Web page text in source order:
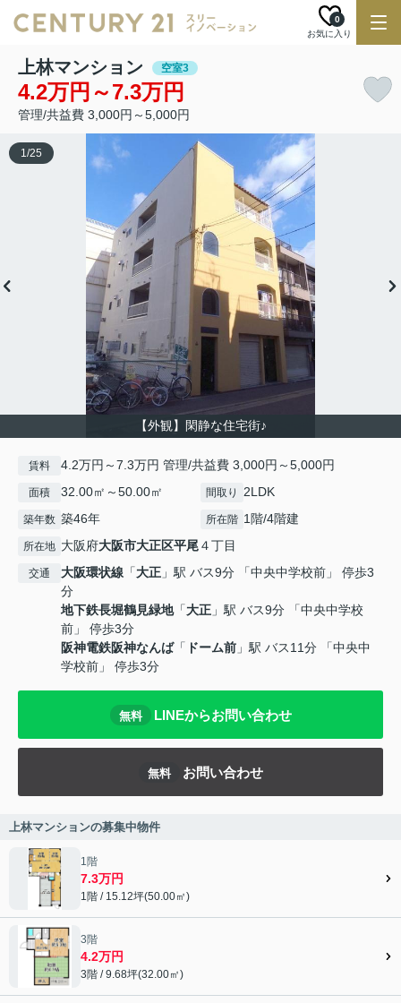
お気に入り
0
上林マンション 空室3
4.2万円～7.3万円
管理/共益費 3,000円～5,000円
【外観】閑静な住宅街♪
1/25
賃料 4.2万円～7.3万円 管理/共益費 3,000円～5,000円
面積 32.00㎡～50.00㎡ 間取り 2LDK
築年数 築46年 所在階 1階/4階建
所在地 大阪府大阪市大正区平尾４丁目
交通 大阪環状線 「大正 」駅 バス9分 「中央中学校前」 停歩3
分
地下鉄長堀鶴見緑地「大正 」駅 バス9分 「中央中学校
前」 停歩3分
阪神電鉄阪神なんば「 ドーム前 」駅 バス11分 「中央中
学校前」 停歩3分
無料 LINEからお問い合わせ
無料 お問い合わせ
上林マンションの募集中物件
1階
7.3万円
1階 / 15.12坪(50.00㎡)
3階
4.2万円
3階 / 9.68坪(32.00㎡)